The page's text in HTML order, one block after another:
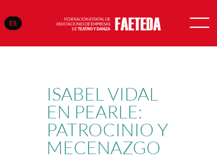
ES
Saltar
ISABEL VIDAL
EN PEARLE:
PATROCINIO Y
MECENAZGO